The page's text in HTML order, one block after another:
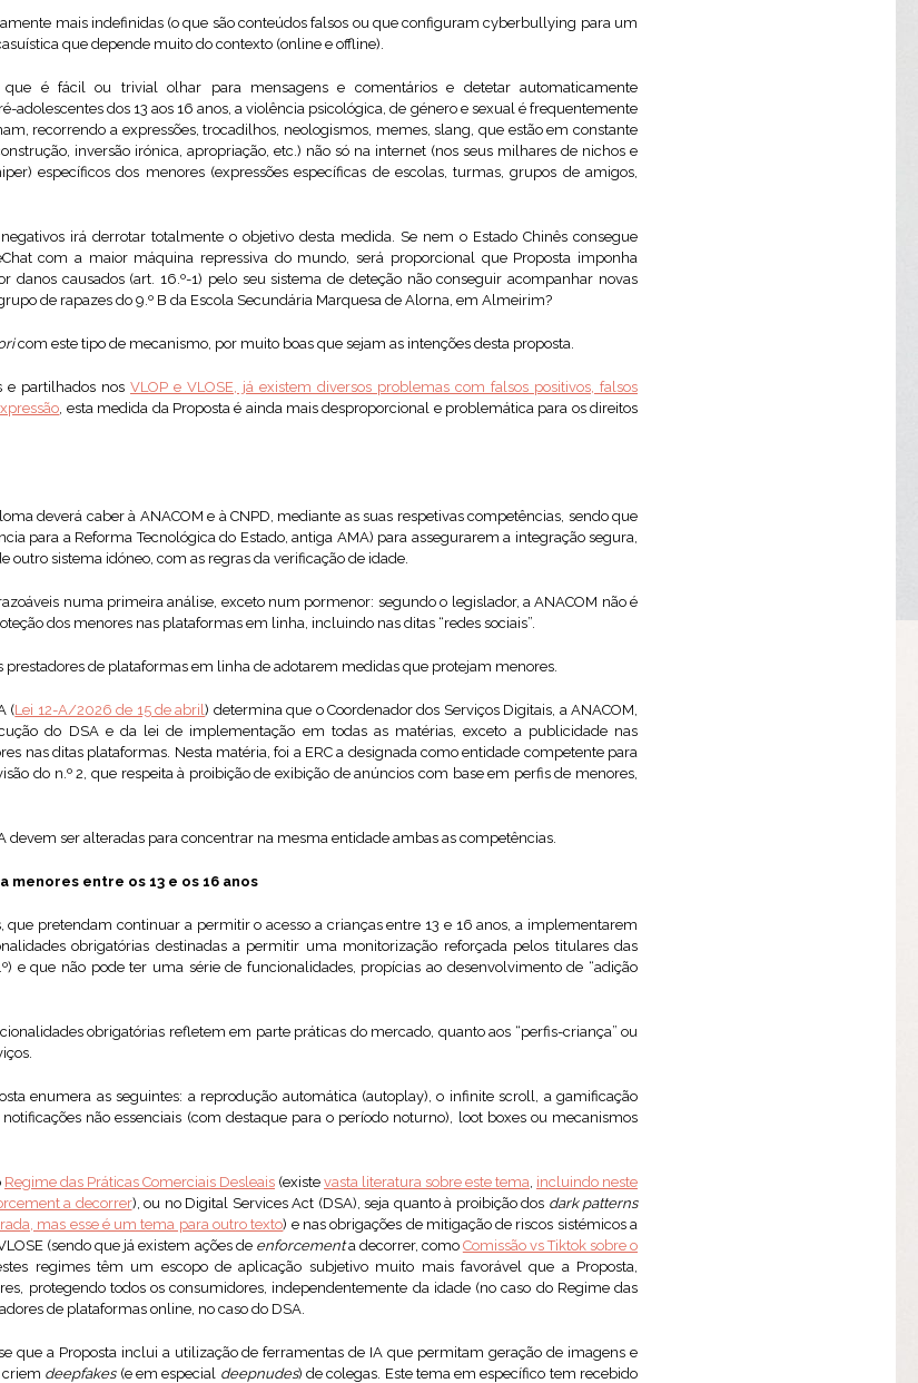
mais indefinidas (o que são conteúdos falsos ou que configuram cyberbullying para um
que depende muito do contexto (online e offline).
é fácil ou trivial olhar para mensagens e comentários e detetar automaticamente
adolescentes dos 13 aos 16 anos, a violência psicológica, de género e sexual é frequentemente
recorrendo a expressões, trocadilhos, neologismos, memes, slang, que estão em constante
inversão irónica, apropriação, etc.) não só na internet (nos seus milhares de nichos e
específicos dos menores (expressões específicas de escolas, turmas, grupos de amigos,
irá derrotar totalmente o objetivo desta medida. Se nem o Estado Chinês consegue
com a maior máquina repressiva do mundo, será proporcional que Proposta imponha
danos causados (art. 16.º-1) pelo seu sistema de deteção não conseguir acompanhar novas
de rapazes do 9.º B da Escola Secundária Marquesa de Alorna, em Almeirim?
com este tipo de mecanismo, por muito boas que sejam as intenções desta proposta.
e partilhados nos VLOP e VLOSE, já existem diversos problemas com falsos positivos, falsos
, esta medida da Proposta é ainda mais desproporcional e problemática para os direitos
deverá caber à ANACOM e à CNPD, mediante as suas respetivas competências, sendo que
para a Reforma Tecnológica do Estado, antiga AMA) para assegurarem a integração segura,
outro sistema idóneo, com as regras da verificação de idade.
numa primeira análise, exceto num pormenor: segundo o legislador, a ANACOM não é
dos menores nas plataformas em linha, incluindo nas ditas “redes sociais”.
prestadores de plataformas em linha de adotarem medidas que protejam menores.
(Lei 12-A/2026 de 15 de abril) determina que o Coordenador dos Serviços Digitais, a ANACOM,
do DSA e da lei de implementação em todas as matérias, exceto a publicidade nas
nas ditas plataformas. Nesta matéria, foi a ERC a designada como entidade competente para
do n.º 2, que respeita à proibição de exibição de anúncios com base em perfis de menores,
devem ser alteradas para concentrar na mesma entidade ambas as competências.
entre os 13 e os 16 anos
que pretendam continuar a permitir o acesso a crianças entre 13 e 16 anos, a implementarem
obrigatórias destinadas a permitir uma monitorização reforçada pelos titulares das
e que não pode ter uma série de funcionalidades, propícias ao desenvolvimento de “adição
obrigatórias refletem em parte práticas do mercado, quanto aos “perfis-criança” ou
enumera as seguintes: a reprodução automática (autoplay), o infinite scroll, a gamificação
não essenciais (com destaque para o período noturno), loot boxes ou mecanismos
Regime das Práticas Comerciais Desleais (existe vasta literatura sobre este tema, incluindo neste
a decorrer), ou no Digital Services Act (DSA), seja quanto à proibição dos dark patterns
mas esse é um tema para outro texto) e nas obrigações de mitigação de riscos sistémicos a
(sendo que já existem ações de enforcementa decorrer, como Comissão vs Tiktok sobre o
regimes têm um escopo de aplicação subjetivo muito mais favorável que a Proposta,
protegendo todos os consumidores, independentemente da idade (no caso do Regime das
de plataformas online, no caso do DSA.
que a Proposta inclui a utilização de ferramentas de IA que permitam geração de imagens e
criem deepfakes(e em especial deepnudes) de colegas. Este tema em específico tem recebido